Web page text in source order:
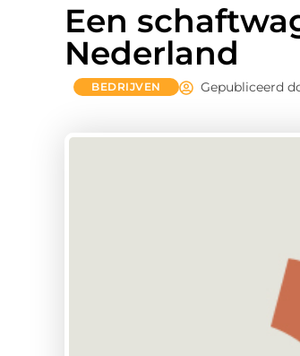
Een
Nederland
BEDRIJVEN Gepubliceerd